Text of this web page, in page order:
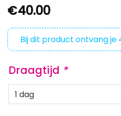
€40.00
Bij dit product ontvang je
Draagtijd *